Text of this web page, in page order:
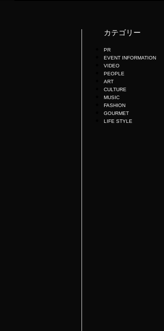
カテゴリー
PR
EVENT INFORMATION
VIDEO
PEOPLE
ART
CULTURE
MUSIC
FASHION
GOURMET
LIFE STYLE